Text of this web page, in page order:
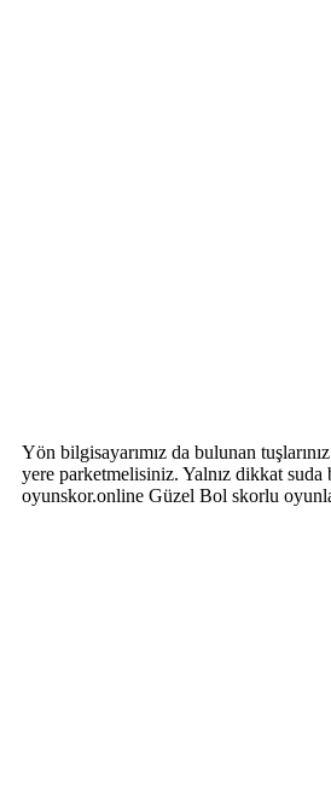
Yön bilgisayarımız da bulunan
yere parketmelisiniz. Yalnız dikkat
oyunskor.online Güzel Bol skorlu